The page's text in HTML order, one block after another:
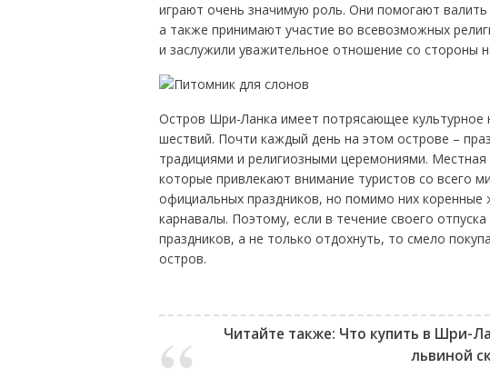
играют очень значимую роль. Они помогают валить
а также принимают участие во всевозможных
и заслужили уважительное отношение со стороны
Остров Шри-Ланка имеет потрясающее культурное
шествий. Почти каждый день на этом острове –
традициями и религиозными церемониями.
которые привлекают внимание туристов со всего
официальных праздников, но помимо них
карнавалы. Поэтому, если в течение своего
праздников, а не только отдохнуть, то смело
остров.
Читайте также: Что купить в Шри-
львиной